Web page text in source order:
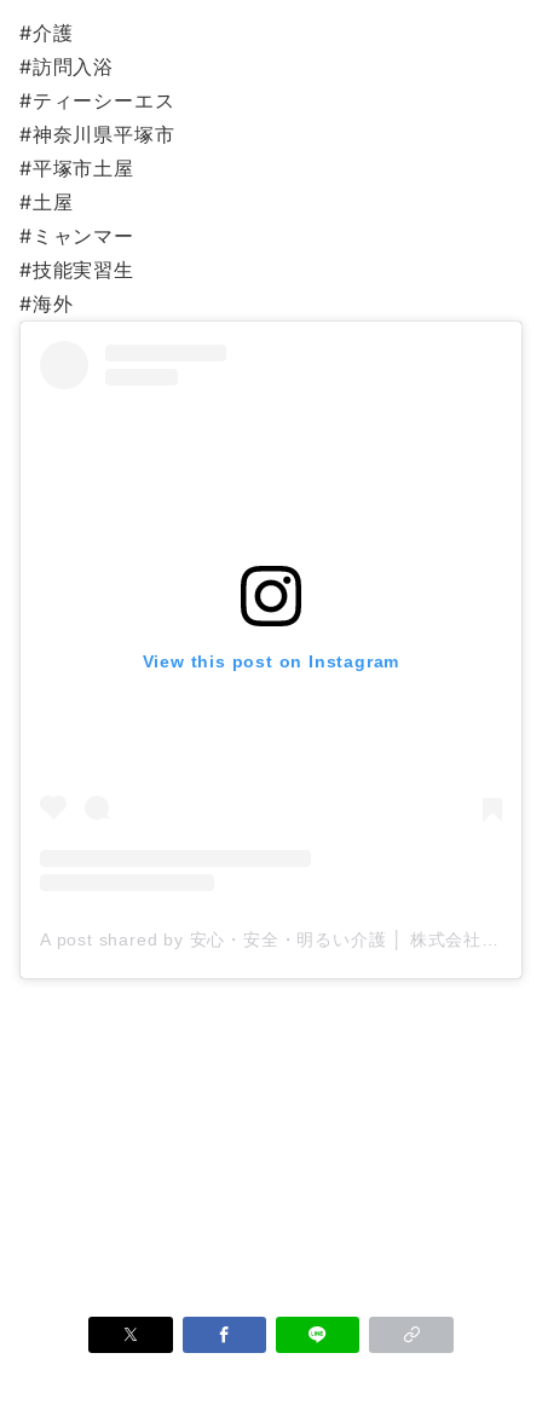
#介護
#訪問入浴
#ティーシーエス
#神奈川県平塚市
#平塚市土屋
#土屋
#ミャンマー
#技能実習生
#海外
View this post on Instagram